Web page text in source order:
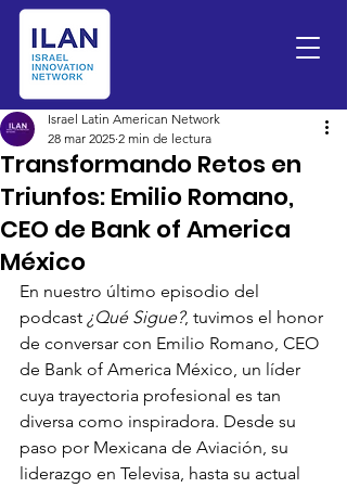
Transformando Retos en
Triunfos: Emilio Romano,
CEO de Bank of America
México
Israel Latin American Network
28 mar 2025 2 min de lectura
En nuestro último episodio del
podcast ¿Qué Sigue?, tuvimos el honor
de conversar con Emilio Romano, CEO
de Bank of America México, un líder
cuya trayectoria profesional es tan
diversa como inspiradora. Desde su
paso por Mexicana de Aviación, su
liderazgo en Televisa, hasta su actual